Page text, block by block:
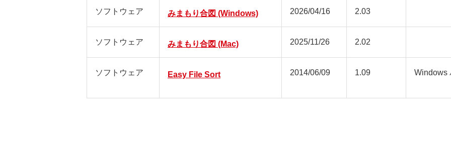
ソフトウェア みまもり合図 (Windows) 2026/04/16 2.03
ソフトウェア みまもり合図 (Mac) 2025/11/26 2.02
ソフトウェア Easy File Sort 2014/06/09 1.09 Windows